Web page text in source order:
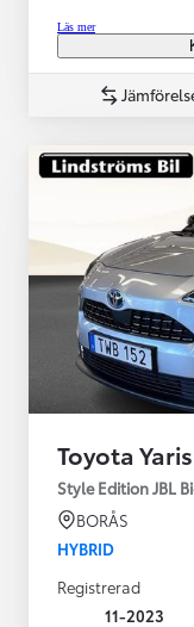
Läs mer
Toyota
Style Edition JBL
BORÅS
HYBRID
Registrerad
11-2023